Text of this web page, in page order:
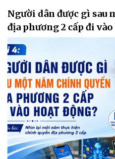
Người dân được gì sau
địa phương 2 cấp đi